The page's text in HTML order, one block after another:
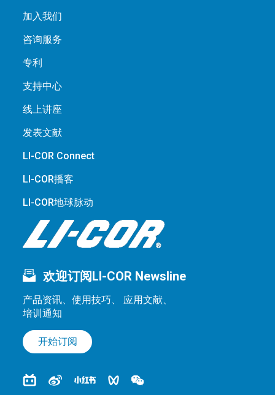
欢迎订阅LI-COR Newsline
产品资讯、使用技巧、 应用文献、
培训通知
开始订阅
加入我们
咨询服务
专利
支持中心
线上讲座
发表文献
LI-COR Connect
LI-COR播客
LI-COR地球脉动